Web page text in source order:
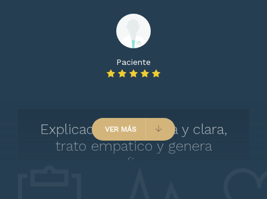
Paciente
Explicación detallada y clara,
trato empatico y genera
confianza
VER MÁS